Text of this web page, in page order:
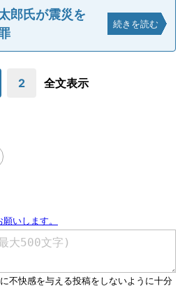
郎氏が震災を
続きを読む
2 全文表示